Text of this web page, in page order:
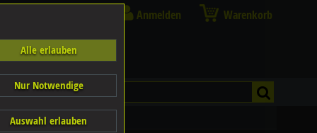
Anmelden Warenkorb
Alle erlauben
Nur Notwendige
Auswahl erlauben